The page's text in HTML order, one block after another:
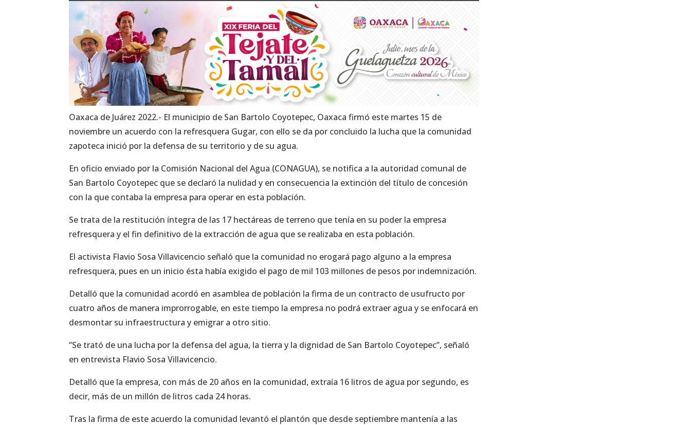
Oaxaca de Juárez 2022.- El municipio de San Bartolo Coyotepec, Oaxaca firmó este martes 15 de
noviembre un acuerdo con la refresquera Gugar, con ello se da por concluido la lucha que la comunidad
zapoteca inició por la defensa de su territorio y de su agua.
En oficio enviado por la Comisión Nacional del Agua (CONAGUA), se notifica a la autoridad comunal de
San Bartolo Coyotepec que se declaró la nulidad y en consecuencia la extinción del título de concesión
con la que contaba la empresa para operar en esta población.
Se trata de la restitución íntegra de las 17 hectáreas de terreno que tenía en su poder la empresa
refresquera y el fin definitivo de la extracción de agua que se realizaba en esta población.
El activista Flavio Sosa Villavicencio señaló que la comunidad no erogará pago alguno a la empresa
refresquera, pues en un inicio ésta había exigido el pago de mil 103 millones de pesos por indemnización.
Detalló que la comunidad acordó en asamblea de población la firma de un contracto de usufructo por
cuatro años de manera improrrogable, en este tiempo la empresa no podrá extraer agua y se enfocará en
desmontar su infraestructura y emigrar a otro sitio.
“Se trató de una lucha por la defensa del agua, la tierra y la dignidad de San Bartolo Coyotepec”, señaló
en entrevista Flavio Sosa Villavicencio.
Detalló que la empresa, con más de 20 años en la comunidad, extraía 16 litros de agua por segundo, es
decir, más de un millón de litros cada 24 horas.
Tras la firma de este acuerdo la comunidad levantó el plantón que desde septiembre mantenía a las